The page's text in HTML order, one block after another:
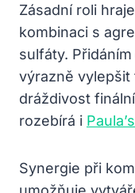
Zásadní roli
kombinaci s
sulfáty.
výrazně
dráždivost
rozebírá i
Synergie při